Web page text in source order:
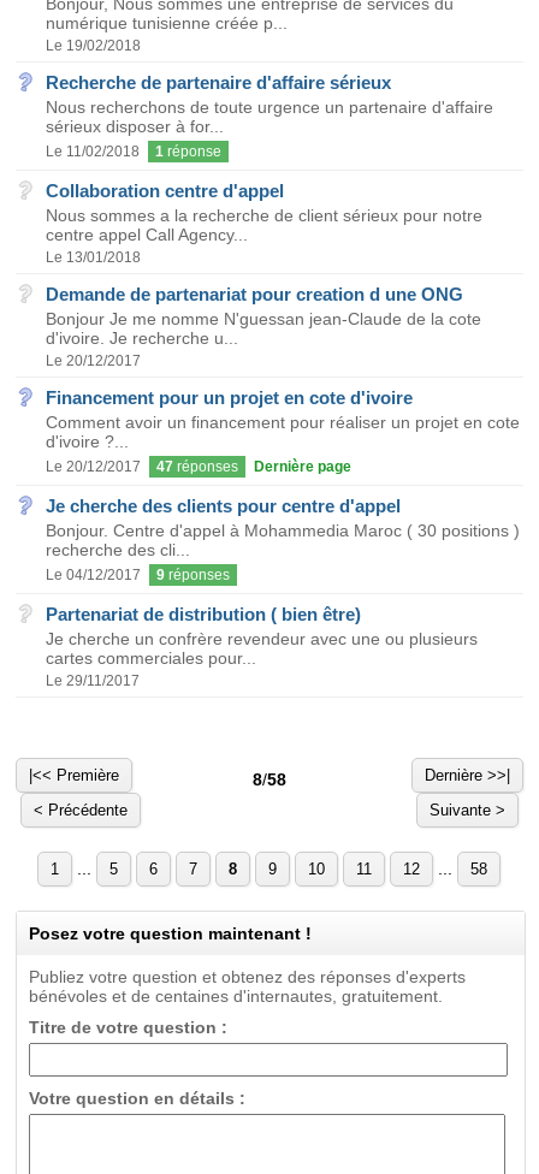
numérique tunisienne créée p...
Le 19/02/2018
Recherche de partenaire d'affaire sérieux
Nous recherchons de toute urgence un partenaire d'affaire
sérieux disposer à for...
Le 11/02/2018 1 réponse
Collaboration centre d'appel
Nous sommes a la recherche de client sérieux pour notre
centre appel Call Agency...
Le 13/01/2018
Demande de partenariat pour creation d une ONG
Bonjour Je me nomme N'guessan jean-Claude de la cote
d'ivoire. Je recherche u...
Le 20/12/2017
Financement pour un projet en cote d'ivoire
Comment avoir un financement pour réaliser un projet en cote
d'ivoire ?...
Le 20/12/2017 47 réponses Dernière page
Je cherche des clients pour centre d'appel
Bonjour. Centre d'appel à Mohammedia Maroc ( 30 positions )
recherche des cli...
Le 04/12/2017 9 réponses
Partenariat de distribution ( bien être)
Je cherche un confrère revendeur avec une ou plusieurs
cartes commerciales pour...
Le 29/11/2017
|<< Première
< Précédente
8/58
Dernière >>|
Suivante >
1 5 6 7 8 9 10 11 12 58
Posez votre question maintenant !
Publiez votre question et obtenez des réponses d'experts
bénévoles et de centaines d'internautes, gratuitement.
Titre de votre question :
Votre question en détails :